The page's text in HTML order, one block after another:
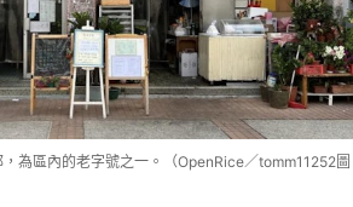
為區內的老字號之一。（OpenRice／tomm11252圖